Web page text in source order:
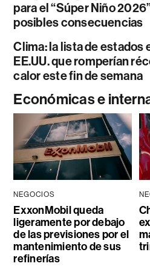
para el “Súper Niño
posibles consecuencias
Clima: la lista de estados
EE.UU. que romperían
calor este fin de semana
Económicas e
NEGOCIOS
ExxonMobil queda
ligeramente por debajo
de las previsiones por el
mantenimiento de sus
refinerías